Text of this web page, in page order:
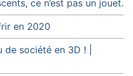
ce n’est pas un jouet.
en 2020
de société en 3D ! |